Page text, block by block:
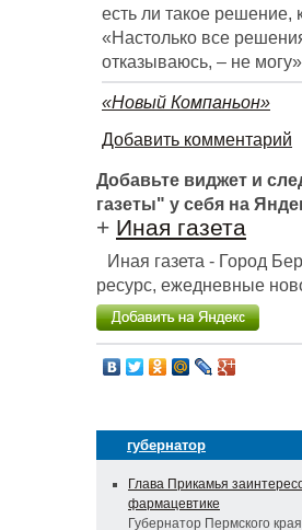
есть ли такое решение,
«Настолько все
отказываюсь, – не
«Новый Компаньон»
Добавить комментарий
Добавьте виджет и
газеты" у себя на
+ Иная газета
Иная газета - Город
ресурс, ежедневные
губернатор
Глава Прикамья
фармацевтике
Губернатор Пермского края